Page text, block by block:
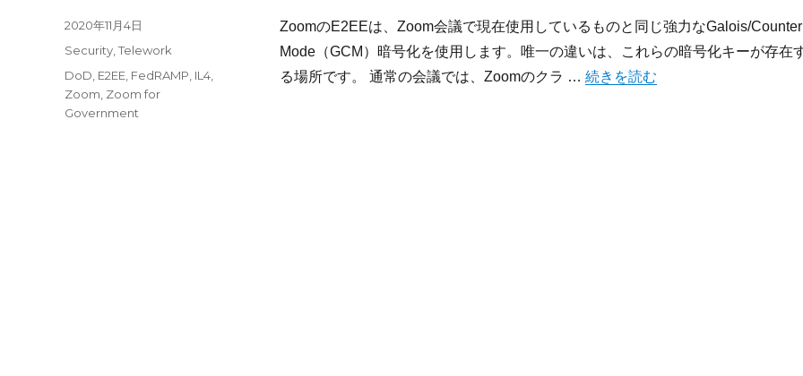
ZoomのE2EEは、Zoom会議で現在使用しているものと同じ強力なGalois/Counter
Mode（GCM）暗号化を使用します。唯一の違いは、これらの暗号化キーが存在
る場所です。 通常の会議では、Zoomのクラ … “Zoom エンドツーエンド暗号化
続きを読む
投
2020年11月4日
カ
Security Telework
タ
グ
DoD E2EE FedRAMP IL4
Zoom Zoom for
Government